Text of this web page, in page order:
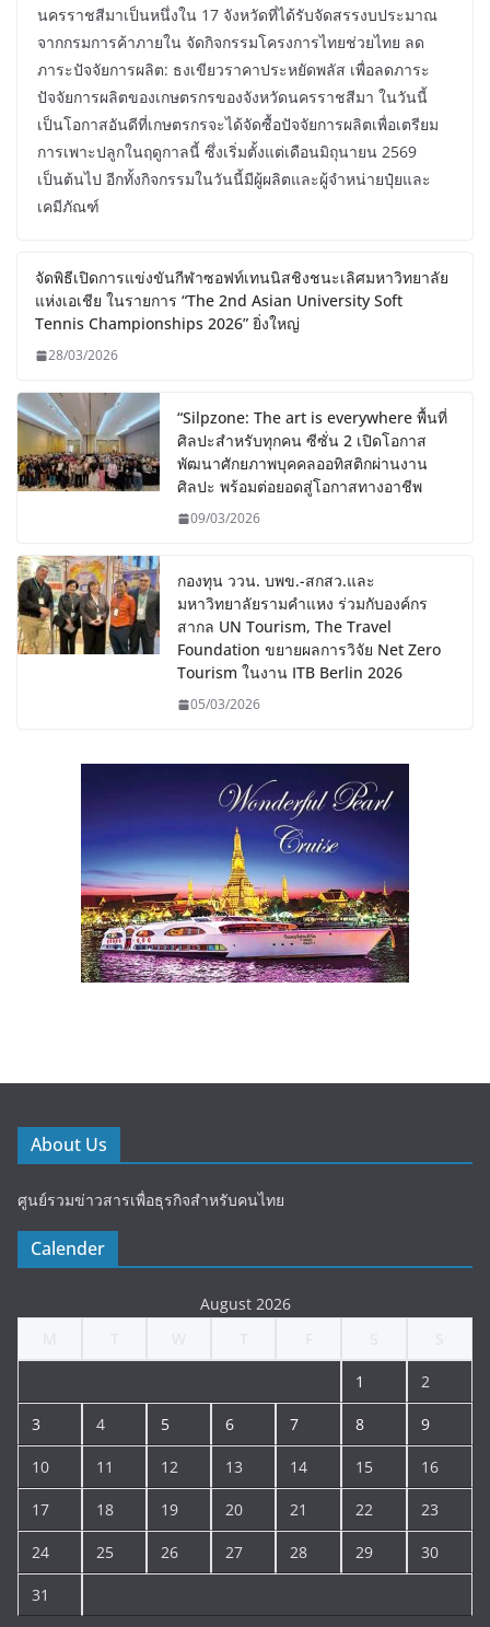
นครราชสีมาเป็นหนึ่งใน 17 จังหวัดที่ได้รับจัดสรรงบประมาณ
จากกรมการค้าภายใน จัดกิจกรรมโครงการไทยช่วยไทย ลด
ภาระปัจจัยการผลิต: ธงเขียวราคาประหยัดพลัส เพื่อลดภาระ
ปัจจัยการผลิตของเกษตรกรของจังหวัดนครราชสีมา ในวันนี้
เป็นโอกาสอันดีที่เกษตรกรจะได้จัดซื้อปัจจัยการผลิตเพื่อเตรียม
การเพาะปลูกในฤดูกาลนี้ ซึ่งเริ่มตั้งแต่เดือนมิถุนายน 2569
เป็นต้นไป อีกทั้งกิจกรรมในวันนี้มีผู้ผลิตและผู้จำหน่ายปุ๋ยและ
เคมีภัณฑ์
จัดพิธีเปิดการแข่งขันกีฬาซอฟท์เทนนิสชิงชนะเลิศมหาวิทยาลัย
แห่งเอเชีย ในรายการ “The 2nd Asian University Soft
Tennis Championships 2026” ยิ่งใหญ่
28/03/2026
“Silpzone: The art is everywhere พื้นที่
ศิลปะสำหรับทุกคน ซีซั่น 2 เปิดโอกาส
พัฒนาศักยภาพบุคคลออทิสติกผ่านงาน
ศิลปะ พร้อมต่อยอดสู่โอกาสทางอาชีพ
09/03/2026
กองทุน ววน. บพข.-สกสว.และ
มหาวิทยาลัยรามคำแหง ร่วมกับองค์กร
สากล UN Tourism, The Travel
Foundation ขยายผลการวิจัย Net Zero
Tourism ในงาน ITB Berlin 2026
05/03/2026
About Us
ศูนย์รวมข่าวสารเพื่อธุรกิจสำหรับคนไทย
Calender
August 2026
1 2
3 4 5 6 7 8 9
10 11 12 13 14 15 16
17 18 19 20 21 22 23
24 25 26 27 28 29 30
31